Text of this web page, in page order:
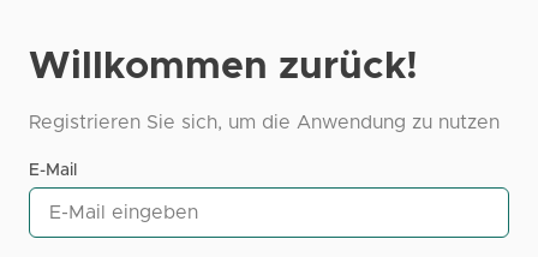
Willkommen zurück!
Registrieren Sie sich, um die Anwendung zu nutzen
E-Mail